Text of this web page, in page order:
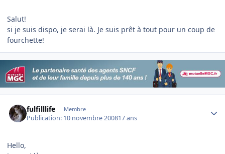
Salut!
si je suis dispo, je serai là. Je suis prêt à tout pour un coup de
fourchette!
fulfilllife Membre
Publication: 10 novembre 200817 ans
Hello,